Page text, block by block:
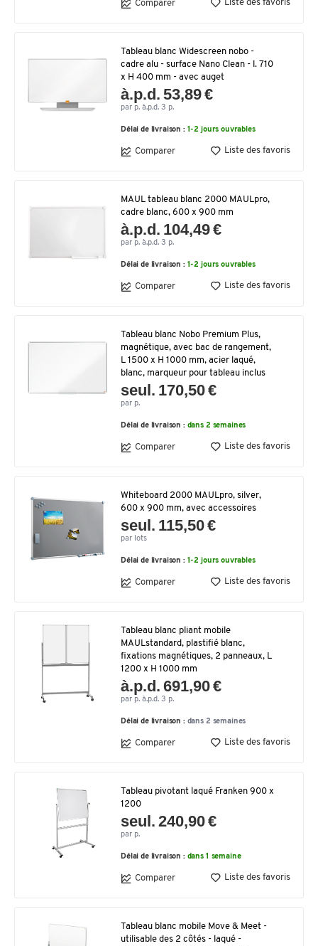
Comparer Liste des favoris
Tableau blanc Widescreen nobo -
cadre alu - surface Nano Clean - l. 710
x H 400 mm - avec auget
à.p.d. 53,89 €
par p. à.p.d. 3 p.
Délai de livraison : 1-2 jours ouvrables
Comparer Liste des favoris
MAUL tableau blanc 2000 MAULpro,
cadre blanc, 600 x 900 mm
à.p.d. 104,49 €
par p. à.p.d. 3 p.
Délai de livraison : 1-2 jours ouvrables
Comparer Liste des favoris
Tableau blanc Nobo Premium Plus,
magnétique, avec bac de rangement,
L 1500 x H 1000 mm, acier laqué,
blanc, marqueur pour tableau inclus
seul. 170,50 €
par p.
Délai de livraison : dans 2 semaines
Comparer Liste des favoris
Whiteboard 2000 MAULpro, silver,
600 x 900 mm, avec accessoires
seul. 115,50 €
par lots
Délai de livraison : 1-2 jours ouvrables
Comparer Liste des favoris
Tableau blanc pliant mobile
MAULstandard, plastifié blanc,
fixations magnétiques, 2 panneaux, L
1200 x H 1000 mm
à.p.d. 691,90 €
par p. à.p.d. 3 p.
Délai de livraison : dans 2 semaines
Comparer Liste des favoris
Tableau pivotant laqué Franken 900 x
1200
seul. 240,90 €
par p.
Délai de livraison : dans 1 semaine
Comparer Liste des favoris
Tableau blanc mobile Move & Meet -
utilisable des 2 côtés - laqué -